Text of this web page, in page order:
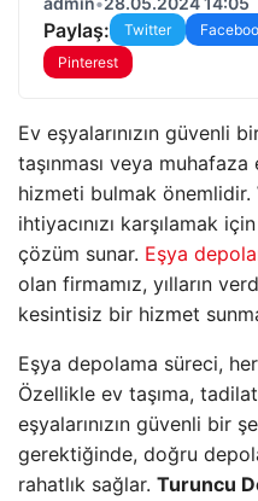
Paylaş: Twitter
Pinterest
Ev eşyalarınızın güvenli
taşınması veya
hizmeti bulmak önemlidir.
ihtiyacınızı karşılamak
çözüm sunar. Eşya
olan firmamız, yılların
kesintisiz bir hizmet
Eşya depolama süreci,
Özellikle ev taşıma,
eşyalarınızın güvenli bir
gerektiğinde, doğru
rahatlık sağlar. Turuncu